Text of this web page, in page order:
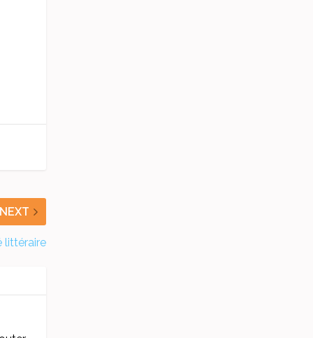
NEXT
littéraire